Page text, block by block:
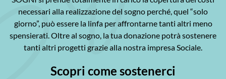
necessari alla realizzazione del sogno perché, quel “solo
giorno”, può essere la linfa per affrontarne tanti altri meno
spensierati. Oltre al sogno, la tua donazione potrà sostenere
tanti altri progetti grazie alla nostra impresa Sociale.
Scopri come sostenerci